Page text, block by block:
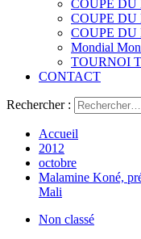
COUPE DU
COUPE DU
COUPE DU
Mondial
TOURNOI
CONTACT
Rechercher :
Accueil
2012
octobre
Malamine Koné,
Mali
Non classé